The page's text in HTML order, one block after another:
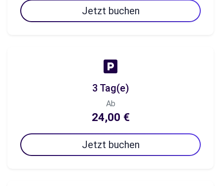
Jetzt buchen
3 Tag(e)
Ab
24,00 €
Jetzt buchen